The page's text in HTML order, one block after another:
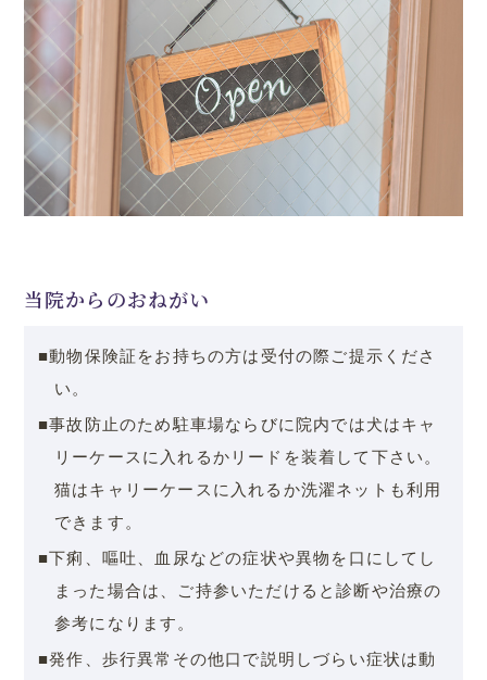
当院からのおねがい
■動物保険証をお持ちの方は受付の際ご提示くださ
い。
■事故防止のため駐車場ならびに院内では犬はキャ
リーケースに入れるかリードを装着して下さい。
猫はキャリーケースに入れるか洗濯ネットも利用
できます。
■下痢、嘔吐、血尿などの症状や異物を口にしてし
まった場合は、ご持参いただけると診断や治療の
参考になります。
■発作、歩行異常その他口で説明しづらい症状は動